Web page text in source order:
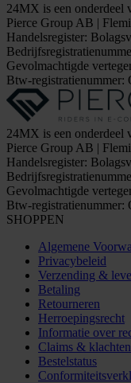
24MX is een onderdeel
Pierce Group AB |
Handelsregister:
Gevolmachtigde
Btw-registratienummer:
24MX is een onderdeel
Pierce Group AB |
Handelsregister:
Gevolmachtigde
Btw-registratienummer:
SHOPPEN
Algemene
Privacybeleid
Verzending &
Betaling
Retourneren
Herroepingsrecht
Informatie over
Claims & klachten
Bestelstatus